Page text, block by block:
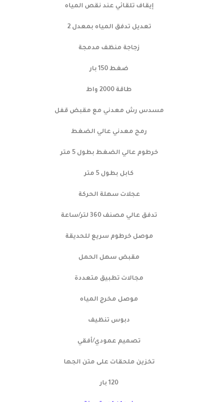
إيقاف تلقائي عند نقص المياه
تعديل تدفق المياه بمعدل 2
زجاجة منظف مدمجة
ضغط 150 بار
طاقة 2000 واط
مسدس رش معدني مع مقبض قفل
رمح معدني عالي الضغط
خرطوم عالي الضغط بطول 5 متر
كابل بطول 5 متر
عجلات سهلة الحركة
تدفق عالي مصنف 360 لتر/ساعة
موصل خرطوم سريع للحديقة
مقبض سهل الحمل
مجالات تطبيق متعددة
موصل مخرج المياه
دبوس تنظيف
تصميم عمودي/أفقي
تخزين ملحقات على متن الجها
120 بار